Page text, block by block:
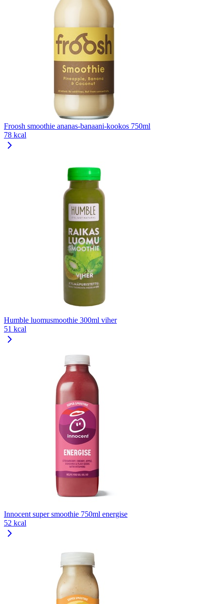
Froosh smoothie ananas-banaani-kookos 750ml
78 kcal
Humble luomusmoothie 300ml viher
51 kcal
Innocent super smoothie 750ml energise
52 kcal